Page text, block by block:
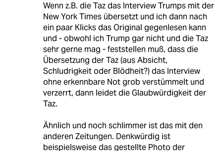
Wenn z.B. die Taz das Interview Trumps mit der
New York Times übersetzt und ich dann nach
ein paar Klicks das Original gegenlesen kann
und - obwohl ich Trump gar nicht und die Taz
sehr gerne mag - feststellen muß, dass die
Übersetzung der Taz (aus Absicht,
Schludrigkeit oder Blödheit?) das Interview
ohne erkennbare Not grob verstümmelt und
verzerrt, dann leidet die Glaubwürdigkeit der
Taz.
Ähnlich und noch schlimmer ist das mit den
anderen Zeitungen. Denkwürdig ist
beispielsweise das gestellte Photo der